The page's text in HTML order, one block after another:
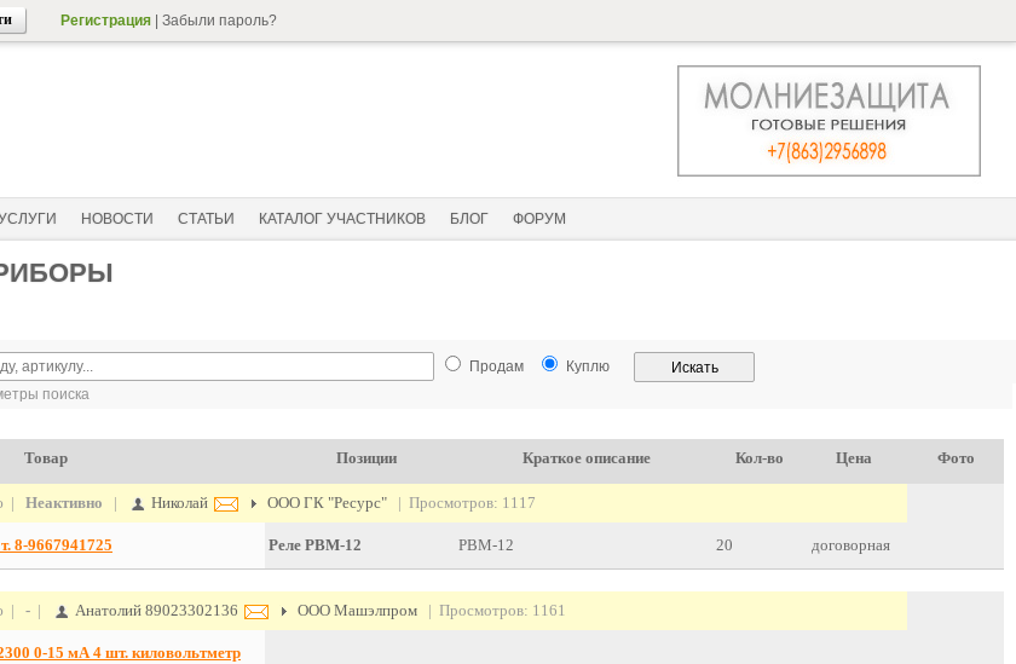
Регистрация Забыли пароль?
НОВОСТИ СТАТЬИ КАТАЛОГ УЧАСТНИКОВ БЛОГ ФОРУМ
Продам
Куплю
поиска
Товар Позиции Краткое описание Кол-во Цена Фото
| Неактивно | Николай ООО ГК "Ресурс" | Просмотров: 1117
9667941725 Реле РВМ-12 РВМ-12 20 договорная
| - | Анатолий 89023302136 ООО Машэлпром | Просмотров: 1161
0-15 мА 4 шт. киловольтметр